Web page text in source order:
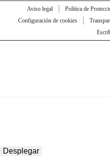
Aviso legal Política de
Configuración de cookies
Desplegar